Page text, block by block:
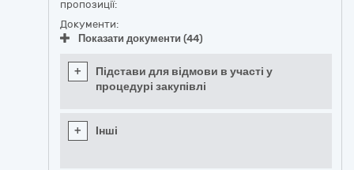
пропозиції:
Документи:
Показати документи (44)
+
Підстави для відмови в участі у
процедурі закупівлі
+ Інші